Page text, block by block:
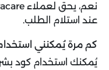
عند استلام الطلب.
كم مرة يُمكنني
يُمكنك استخدام كود